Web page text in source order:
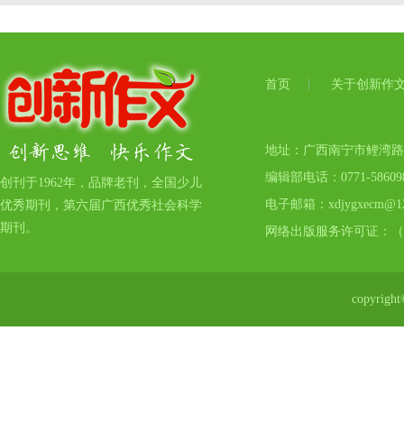
创刊于1962年，品牌老刊，全国少儿
优秀期刊，第六届广西优秀社会科学
期刊。
首页 关于创新作
地址：广西南宁市鲤湾
编辑部电话：0771-
电子邮箱：
网络出版服务许可证：